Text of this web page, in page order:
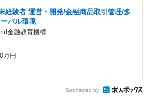
経験者 運営・開発/金融商品取引管理/多
バル環境
金融教育機構
万円
Sponsored by